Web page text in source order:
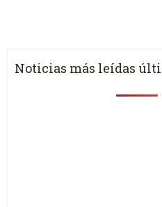
Noticias más leídas